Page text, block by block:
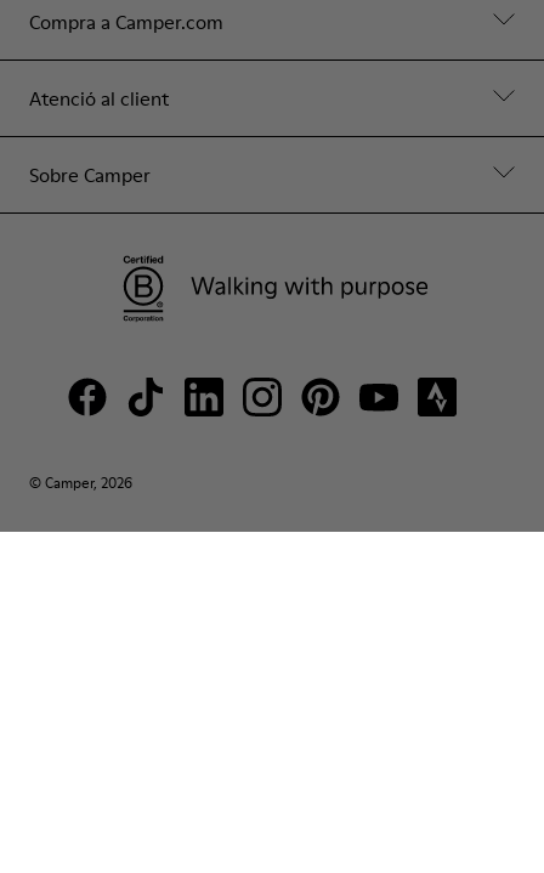
Compra a Camper.com
Atenció al client
Sobre Camper
© Camper, 2026